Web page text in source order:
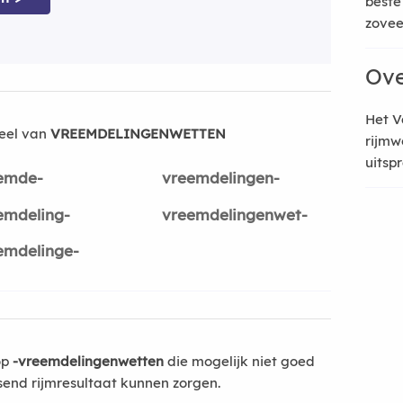
van VREEMDELINGENWETTEN
vreemdelingen-
vreemdelingenwet-
-vreemdelingenwetten die mogelijk niet goed
rijmresultaat kunnen zorgen.
Het